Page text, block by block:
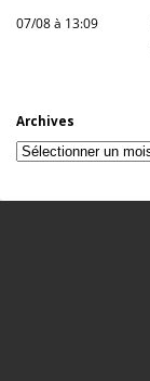
07/08 à 13:09
Archives
Archives